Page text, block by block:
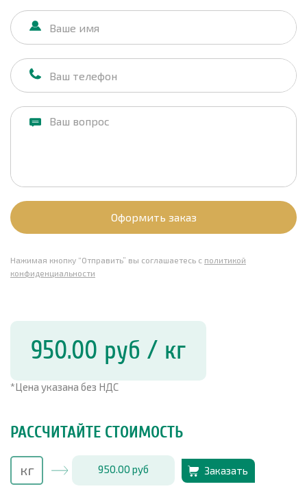
Оформить заказ
Нажимая кнопку “Отправить” вы соглашаетесь с политикой
конфиденциальности
950.00 руб / кг
*Цена указана без НДС
РАССЧИТАЙТЕ СТОИМОСТЬ
950.00 руб Заказать